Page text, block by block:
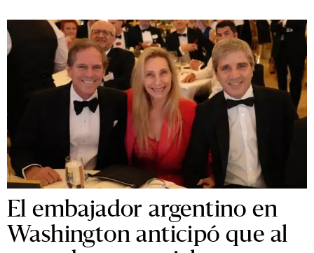
El embajador argentino en
Washington anticipó que al